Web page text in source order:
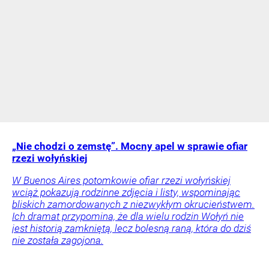
„Nie chodzi o zemstę”. Mocny apel w sprawie ofiar
rzezi wołyńskiej
W Buenos Aires potomkowie ofiar rzezi wołyńskiej
wciąż pokazują rodzinne zdjęcia i listy, wspominając
bliskich zamordowanych z niezwykłym okrucieństwem.
Ich dramat przypomina, że dla wielu rodzin Wołyń nie
jest historią zamkniętą, lecz bolesną raną, która do dziś
nie została zagojona.